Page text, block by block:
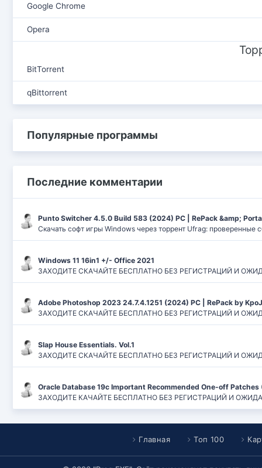
Google Chrome
Opera
BitTorrent
qBittorrent
Популярные программы
Последние комментарии
Punto Switcher 4.5.0 Build 583 (2024) РС | RePack &amp;
Скачать софт игры Windows через торрент Ufrag: проверенные
Windows 11 16in1 +/- Office 2021
ЗАХОДИТЕ СКАЧАЙТЕ БЕСПЛАТНО БЕЗ РЕГИСТРАЦИЙ И
Adobe Photoshop 2023 24.7.4.1251 (2024) PC | RePack by
ЗАХОДИТЕ СКАЧАЙТЕ БЕСПЛАТНО БЕЗ РЕГИСТРАЦИЙ И
Slap House Essentials. Vol.1
ЗАХОДИТЕ СКАЧАЙТЕ БЕСПЛАТНО БЕЗ РЕГИСТРАЦИЙ И
Oracle Database 19c Important Recommended One-off Patches
ЗАХОДИТЕ КАЧАЙТЕ БЕСПЛАТНО БЕЗ РЕГИСТРАЦИЙ И
Главная Топ 100